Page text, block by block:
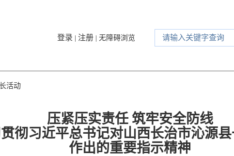
登录 | 注册 | 无障碍浏览
活动
压紧压实责任 筑牢安全防线
彻习近平总书记对山西长治市沁源
作出的重要指示精神